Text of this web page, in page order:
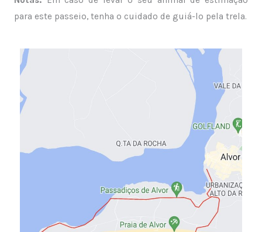
para este passeio, tenha o cuidado de guiá-lo pela trela.